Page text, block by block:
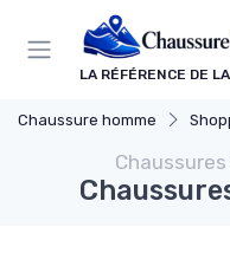
LA RÉFÉRENCE DE
Chaussure homme
Panneau de gestion des